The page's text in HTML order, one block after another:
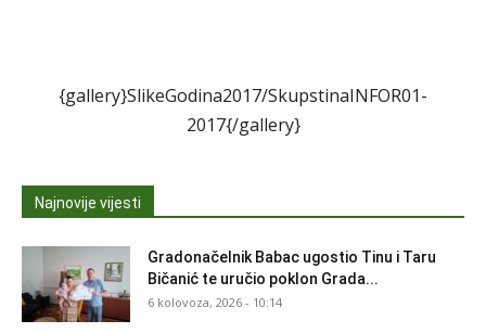
{gallery}SlikeGodina2017/SkupstinaINFOR01-
2017{/gallery}
Najnovije vijesti
Gradonačelnik Babac ugostio Tinu i Taru
Bičanić te uručio poklon Grada...
6 kolovoza, 2026 - 10:14